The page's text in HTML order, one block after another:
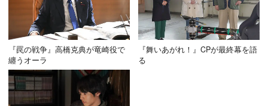
『罠の戦争』高橋克典が竜崎役で
纏うオーラ
『舞いあがれ！』CPが最終幕を語
る